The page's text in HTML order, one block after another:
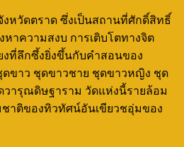
หวัดตราด ซึ่งเป็นสถานที่ศักดิ์สิทธิ์
หาความสงบ การเติบโตทางจิต
ที่ลึกซึ้งยิ่งขึ้นกับคำสอนของ
ขาว ชุดขาวชาย ชุดขาวหญิง ชุด
วารุณดิษฐาราม วัดแห่งนี้รายล้อม
าติของทิวทัศน์อันเขียวชอุ่มของ